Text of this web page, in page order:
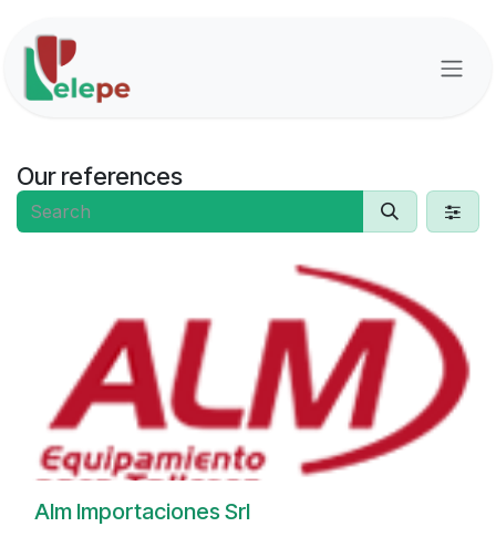
Our references
Alm Importaciones Srl